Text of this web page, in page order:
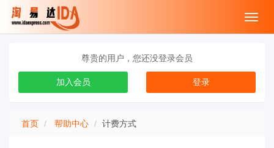
尊贵的用户，您还没登录会员
加入会员 登录
首页 帮助中心 计费方式